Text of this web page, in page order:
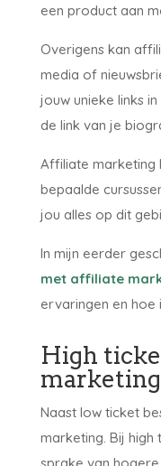
een product aan
Overigens kan
media of
jouw unieke links
de link van je
Affiliate marketing
bepaalde
jou alles op dit
In mijn eerder
met affiliate
ervaringen en hoe
High
marketing
Naast low ticket
marketing. Bij